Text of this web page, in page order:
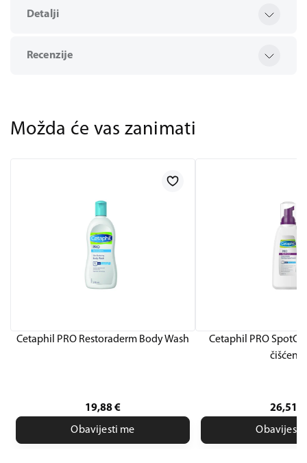
Detalji
Recenzije
Možda će vas zanimati
Cetaphil PRO Restoraderm Body Wash
19,88€
Obavijesti me
Cetaphil PRO
čišćenje
26,51
Obavijesti